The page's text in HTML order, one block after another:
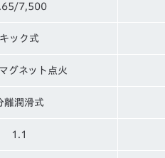
7,500
キック式
グネット点火
離潤滑式
1.1